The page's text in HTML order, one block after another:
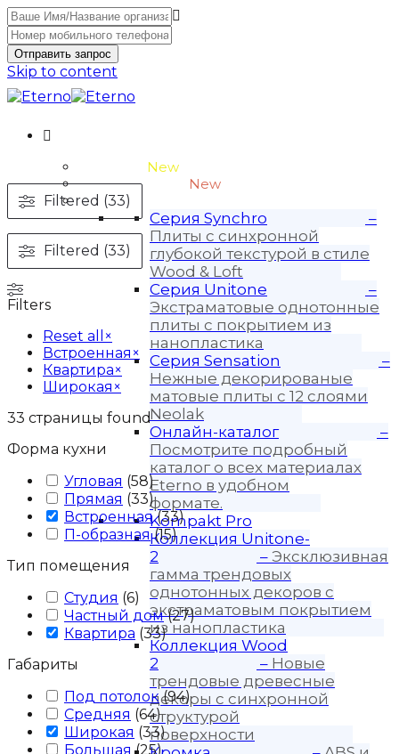
Отправить запрос
Skip to content
New
Wood-3 и Loft-2
New
Материалы
Серия Synchro
–
Плиты с синхронной
глубокой текстурой в стиле
Wood & Loft
Серия Unitone
–
Экстраматовые однотонные
плиты с покрытием из
нанопластика
Серия Sensation
–
Нежные декорированые
матовые плиты с 12 слоями
Neolak
Онлайн-каталог
–
Посмотрите подробный
каталог о всех материалах
Eterno в удобном
формате.
Kompakt Pro
Коллекция Unitone-
2
– Эксклюзивная
гамма трендовых
однотонных декоров с
экстраматовым покрытием
из нанопластика
Коллекция Wood
2
– Новые
трендовые древесные
декоры с синхронной
структурой
поверхности
Filtered (33)
Filtered (33)
Filters
Reset all
×
Встроенная ×
Квартира×
Широкая ×
33 страницы found
Форма кухни
Угловая (58)
Прямая (33)
Встроенная (33)
П-образная (15)
Тип помещения
Студия (6)
Частный дом (27)
Квартира (33)
Габариты
Под потолок (94)
Средняя (64)
Широкая (33)
Большая (25)